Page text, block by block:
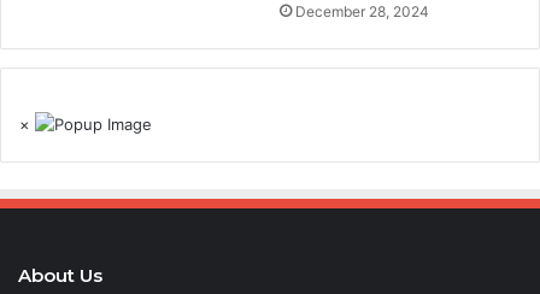
December 28, 2024
×
About Us